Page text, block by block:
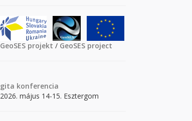
GeoSES projekt / GeoSES project
gita konferencia
2026. május 14-15. Esztergom